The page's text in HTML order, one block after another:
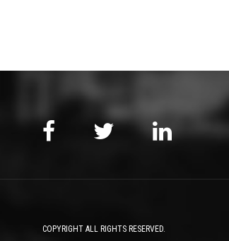
COPYRIGHT ALL RIGHTS RESERVED.